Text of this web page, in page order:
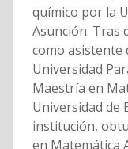
químico por la
Asunción. Tras
como asistente
Universidad
Maestría en
Universidad de
institución,
en Matemática